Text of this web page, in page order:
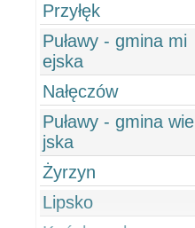
Przyłęk
Puławy - gmina mi
ejska
Nałęczów
Puławy - gmina wie
jska
Żyrzyn
Lipsko